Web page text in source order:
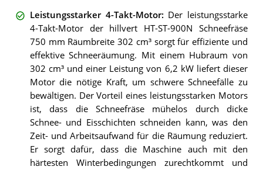
Leistungsstarker 4-Takt-Motor: Der leistungsstarke
4-Takt-Motor der hillvert HT-ST-900N Schneefräse
750 mm Räumbreite 302 cm³ sorgt für effiziente und
effektive Schneeräumung. Mit einem Hubraum von
302 cm³ und einer Leistung von 6,2 kW liefert dieser
Motor die nötige Kraft, um schwere Schneefälle zu
bewältigen. Der Vorteil eines leistungsstarken Motors
ist, dass die Schneefräse mühelos durch dicke
Schnee- und Eisschichten schneiden kann, was den
Zeit- und Arbeitsaufwand für die Räumung reduziert.
Er sorgt dafür, dass die Maschine auch mit den
härtesten Winterbedingungen zurechtkommt und